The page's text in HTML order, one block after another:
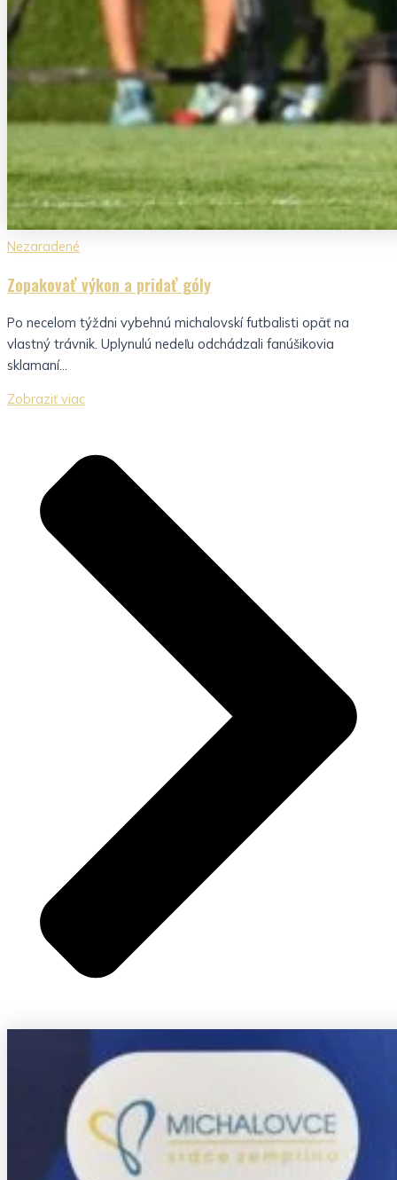
Nezaradené
Zopakovať výkon a pridať góly
Po necelom týždni vybehnú michalovskí futbalisti opäť na
vlastný trávnik. Uplynulú nedeľu odchádzali fanúšikovia
sklamaní...
Zobraziť viac